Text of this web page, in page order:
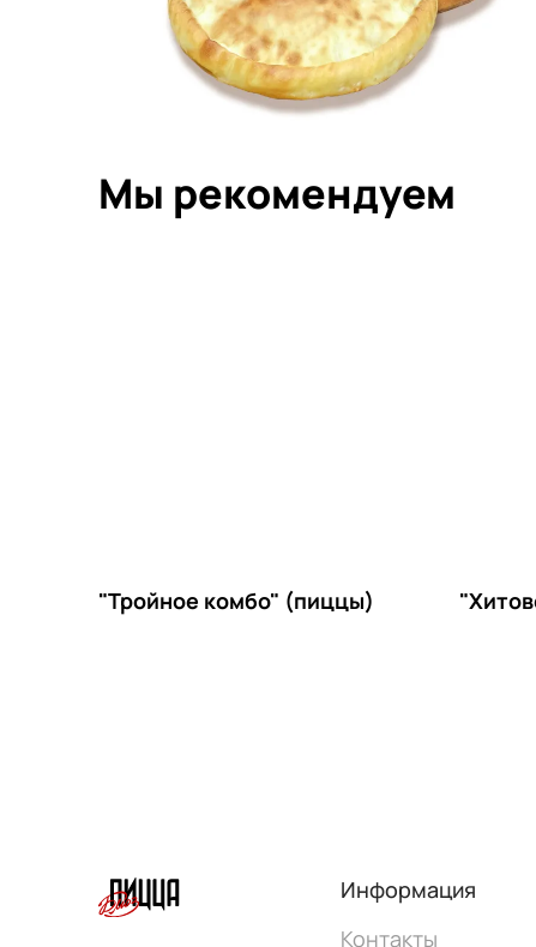
Мы рекомендуем
"Тройное комбо" (пиццы)
Информация
Контакты